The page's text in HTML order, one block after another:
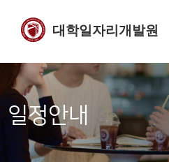
대학일자리개발원
일정안내